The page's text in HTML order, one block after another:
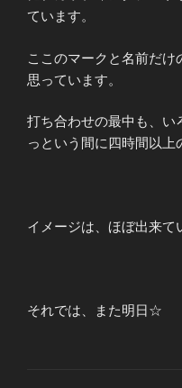
ています。
ここのマークと名前だけ
思っています。
打ち合わせの最中も、い
っという間に四時間以上
イメージは、ほぼ出来て
それでは、また明日☆